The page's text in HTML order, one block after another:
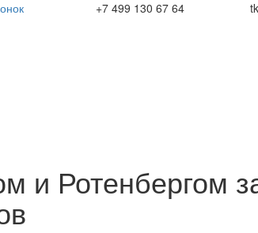
+7 499 130 67 64
и Ротенбергом